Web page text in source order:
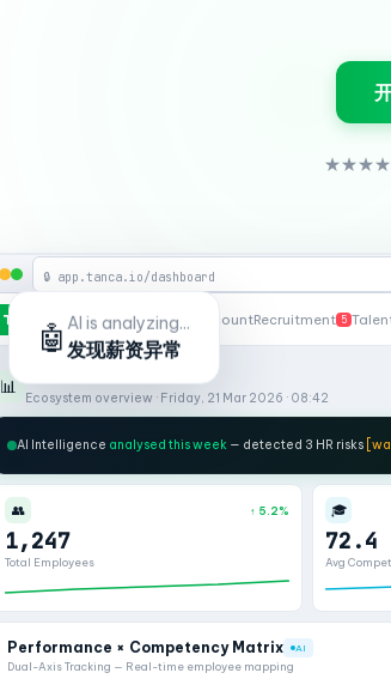
★★★★★
🔒 app.tanca.io/dashboard
T tanca DashboardHeadcountRecruitment 5
📊
Ecosystem overview · Friday, 21 Mar 2026 · 08:42
AI Intelligence analysed this week — detected 3 HR risks
👥 ↑ 5.2%
1,247
Total Employees
🎓
72.4
Avg
Performance × Competency Matrix AI
Dual-Axis Tracking — Real-time employee mapping
🤖 AI is analyzing...
发现薪资异常